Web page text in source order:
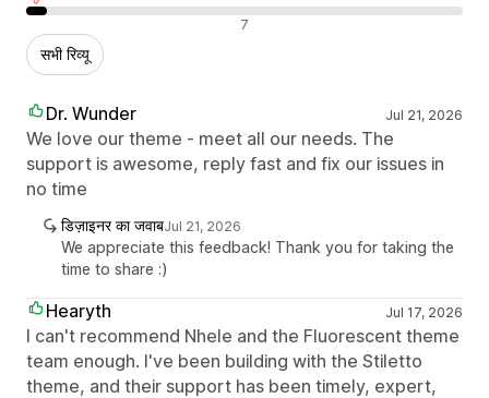
नकारात्मक रिव्यू 7
सभी रिव्यू
Dr. Wunder Jul 21, 2026
We love our theme - meet all our needs. The
support is awesome, reply fast and fix our issues in
no time
डिज़ाइनर का जवाबJul 21, 2026
We appreciate this feedback! Thank you for taking the
time to share :)
Hearyth Jul 17, 2026
I can't recommend Nhele and the Fluorescent theme
team enough. I've been building with the Stiletto
theme, and their support has been timely, expert,